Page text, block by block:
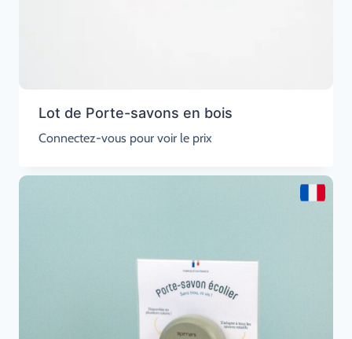
Lot de Porte-savons en bois
Connectez-vous pour voir le prix